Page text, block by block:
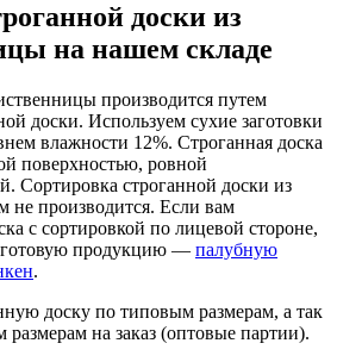
доски из
на нашем складе
производится путем
доски. Используем сухие заготовки
влажности 12%. Строганная доска
поверхностью, ровной
Сортировка строганной доски из
не производится. Если вам
с сортировкой по лицевой стороне,
готовую продукцию — палубную
.
доску по типовым размерам, а так
на заказ (оптовые партии).